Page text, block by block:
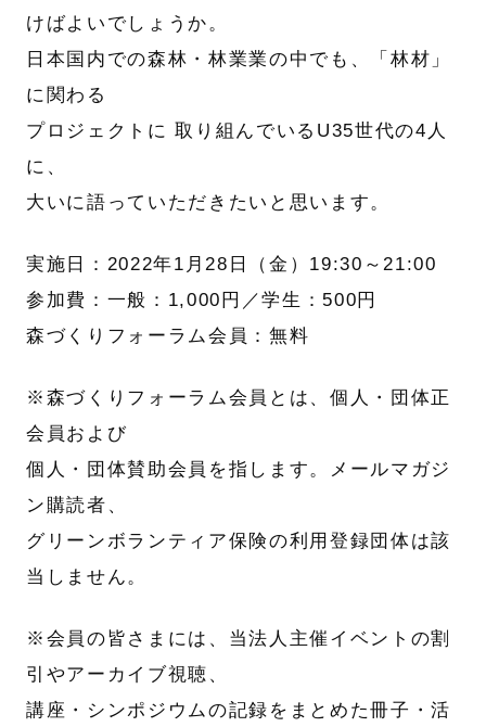
けばよいでしょうか。
日本国内での森林・林業業の中でも、「林材」
に関わる
プロジェクトに 取り組んでいるU35世代の4人
に、
大いに語っていただきたいと思います。
実施日：2022年1月28日（金）19:30～21:00
参加費：一般：1,000円／学生：500円
森づくりフォーラム会員：無料
※森づくりフォーラム会員とは、個人・団体正
会員および
個人・団体賛助会員を指します。メールマガジ
ン購読者、
グリーンボランティア保険の利用登録団体は該
当しません。
※会員の皆さまには、当法人主催イベントの割
引やアーカイブ視聴、
講座・シンポジウムの記録をまとめた冊子・活